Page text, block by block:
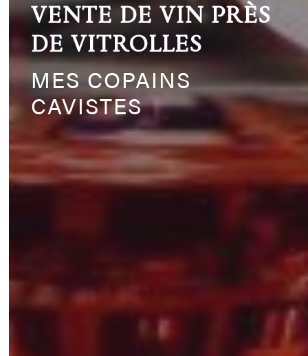
VENTE DE VIN PRÈS
DE VITROLLES
MES COPAINS
CAVISTES